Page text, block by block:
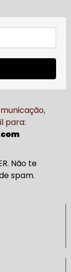
para:
Não te
spam.